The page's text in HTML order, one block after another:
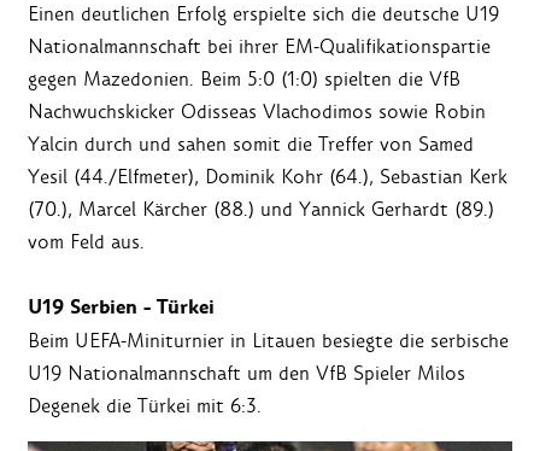
Einen deutlichen Erfolg erspielte sich die deutsche U19
Nationalmannschaft bei ihrer EM-Qualifikationspartie
gegen Mazedonien. Beim 5:0 (1:0) spielten die VfB
Nachwuchskicker Odisseas Vlachodimos sowie Robin
Yalcin durch und sahen somit die Treffer von Samed
Yesil (44./Elfmeter), Dominik Kohr (64.), Sebastian Kerk
(70.), Marcel Kärcher (88.) und Yannick Gerhardt (89.)
vom Feld aus.
U19 Serbien - Türkei
Beim UEFA-Miniturnier in Litauen besiegte die serbische
U19 Nationalmannschaft um den VfB Spieler Milos
Degenek die Türkei mit 6:3.